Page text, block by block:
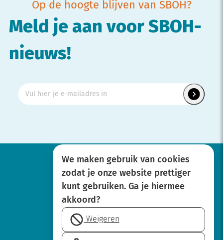
Op de hoogte blijven van SBOH?
Meld je aan voor SBOH-
nieuws!
Werken bij
Over SBOH
Privacyverklaring
Disclaimer
We maken gebruik van cookies
zodat je onze website prettiger
kunt gebruiken. Ga je hiermee
akkoord?
Weigeren